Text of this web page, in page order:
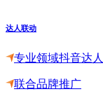
达人联动
专业领域抖音达人
联合品牌推广